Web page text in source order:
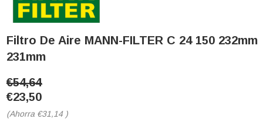
Filtro De Aire MANN-FILTER C 24 150 232mm
231mm
€54,64
€23,50
(Ahorra €31,14 )